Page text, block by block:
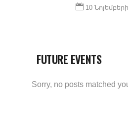
10
FUTURE EVENTS
Sorry, no posts matched